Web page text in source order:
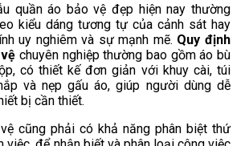
quần áo bảo vệ đẹp hiện nay thường
kiểu dáng tương tự của cảnh sát hay
uy nghiêm và sự mạnh mẽ. Quy định
chuyên nghiệp thường bao gồm áo bù
có thiết kế đơn giản với khuy cài, túi
và nẹp gấu áo, giúp người dùng dễ
bị cần thiết.
cũng phải có khả năng phân biệt thứ